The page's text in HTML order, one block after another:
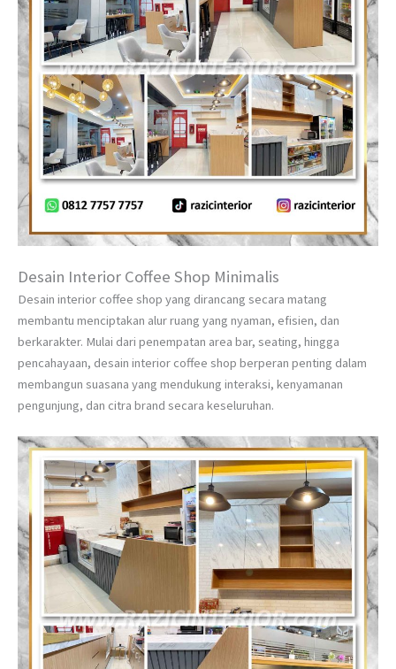
Desain Interior Coffee Shop Minimalis
Desain interior coffee shop yang dirancang secara matang
membantu menciptakan alur ruang yang nyaman, efisien, dan
berkarakter. Mulai dari penempatan area bar, seating, hingga
pencahayaan, desain interior coffee shop berperan penting dalam
membangun suasana yang mendukung interaksi, kenyamanan
pengunjung, dan citra brand secara keseluruhan.